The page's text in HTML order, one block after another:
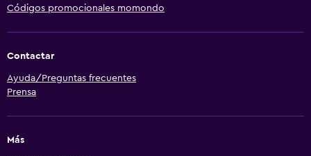
Códigos promocionales momondo
Contactar
Ayuda/Preguntas frecuentes
Prensa
Más